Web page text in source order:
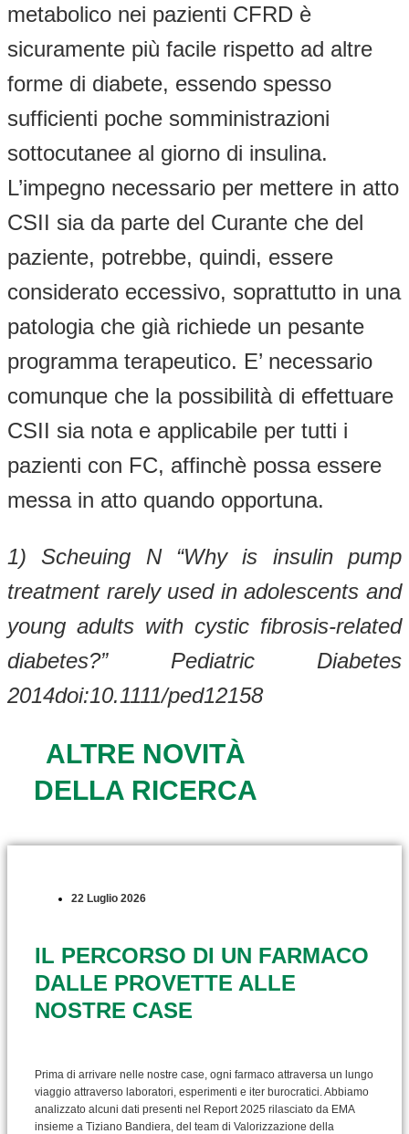
metabolico nei pazienti CFRD è
sicuramente più facile rispetto ad altre
forme di diabete, essendo spesso
sufficienti poche somministrazioni
sottocutanee al giorno di insulina.
L’impegno necessario per mettere in atto
CSII sia da parte del Curante che del
paziente, potrebbe, quindi, essere
considerato eccessivo, soprattutto in una
patologia che già richiede un pesante
programma terapeutico. E’ necessario
comunque che la possibilità di effettuare
CSII sia nota e applicabile per tutti i
pazienti con FC, affinchè possa essere
messa in atto quando opportuna.
1) Scheuing N “Why is insulin pump
treatment rarely used in adolescents and
young adults with cystic fibrosis-related
diabetes?” Pediatric Diabetes
2014doi:10.1111/ped12158
ALTRE NOVITÀ
DELLA RICERCA
22 Luglio 2026
IL PERCORSO DI UN FARMACO
DALLE PROVETTE ALLE
NOSTRE CASE
Prima di arrivare nelle nostre case, ogni farmaco attraversa un lungo
viaggio attraverso laboratori, esperimenti e iter burocratici. Abbiamo
analizzato alcuni dati presenti nel Report 2025 rilasciato da EMA
insieme a Tiziano Bandiera, del team di Valorizzazione della